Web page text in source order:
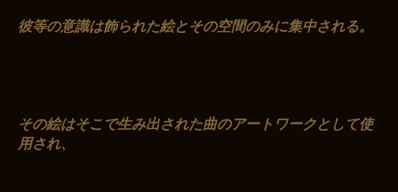
彼等の意識は飾られた絵とその空間のみに集中される。
その絵はそこで生み出された曲のアートワークとして使
用され、